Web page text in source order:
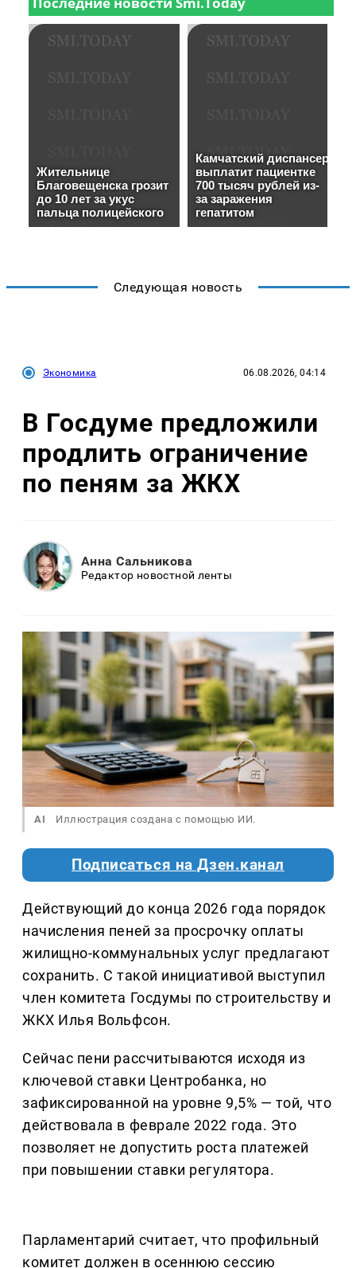
Следующая новость
Экономика 06.08.2026, 04:14
В Госдуме предложили
продлить ограничение
по пеням за ЖКХ
Анна Сальникова
Редактор новостной ленты
AI Иллюстрация создана с помощью ИИ.
Подписаться на Дзен.канал
Действующий до конца 2026 года порядок
начисления пеней за просрочку оплаты
жилищно-коммунальных услуг предлагают
сохранить. С такой инициативой выступил
член комитета Госдумы по строительству и
ЖКХ Илья Вольфсон.
Сейчас пени рассчитываются исходя из
ключевой ставки Центробанка, но
зафиксированной на уровне 9,5% — той, что
действовала в феврале 2022 года. Это
позволяет не допустить роста платежей
при повышении ставки регулятора.
Парламентарий считает, что профильный
комитет должен в осеннюю сессию